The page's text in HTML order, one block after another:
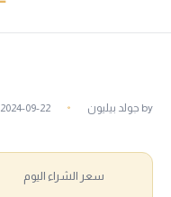
by جولد بيليون 2024-09-22
سعر الشراء اليوم